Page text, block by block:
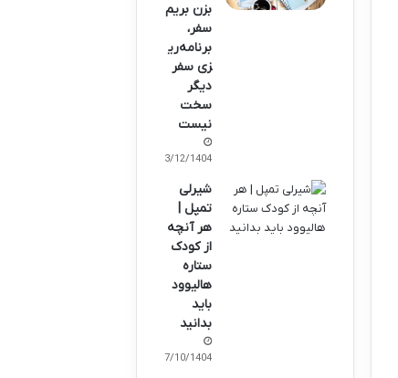
بزن بریم
سفر،
برنامه‌ری
زی سفر
دیگر
سخت
نیست
03/12/1404
شیرلی
تمپل |
هر آنچه
از کودک
ستاره
هالیوود
باید
بدانید
07/10/1404